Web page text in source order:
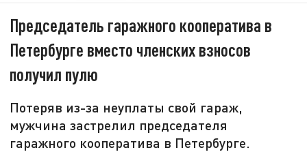
Председатель гаражного кооператива в
Петербурге вместо членских взносов
получил пулю
Потеряв из-за неуплаты свой гараж,
мужчина застрелил председателя
гаражного кооператива в Петербурге.